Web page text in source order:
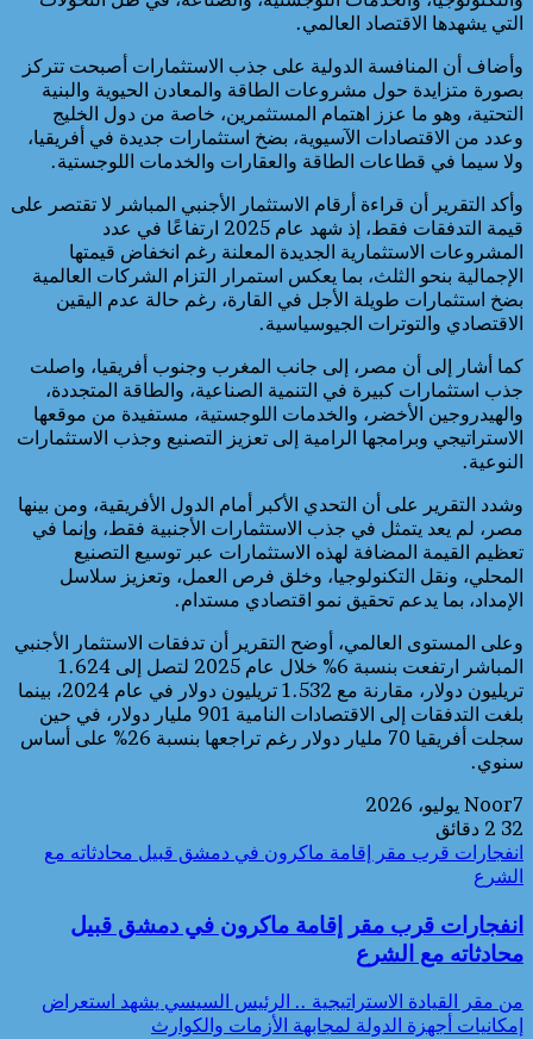
التي يشهدها الاقتصاد العالمي.
وأضاف أن المنافسة الدولية على جذب الاستثمارات أصبحت تتركز
بصورة متزايدة حول مشروعات الطاقة والمعادن الحيوية والبنية
التحتية، وهو ما عزز اهتمام المستثمرين، خاصة من دول الخليج
وعدد من الاقتصادات الآسيوية، بضخ استثمارات جديدة في أفريقيا،
ولا سيما في قطاعات الطاقة والعقارات والخدمات اللوجستية.
وأكد التقرير أن قراءة أرقام الاستثمار الأجنبي المباشر لا تقتصر على
قيمة التدفقات فقط، إذ شهد عام 2025 ارتفاعًا في عدد
المشروعات الاستثمارية الجديدة المعلنة رغم انخفاض قيمتها
الإجمالية بنحو الثلث، بما يعكس استمرار التزام الشركات العالمية
بضخ استثمارات طويلة الأجل في القارة، رغم حالة عدم اليقين
الاقتصادي والتوترات الجيوسياسية.
كما أشار إلى أن مصر، إلى جانب المغرب وجنوب أفريقيا، واصلت
جذب استثمارات كبيرة في التنمية الصناعية، والطاقة المتجددة،
والهيدروجين الأخضر، والخدمات اللوجستية، مستفيدة من موقعها
الاستراتيجي وبرامجها الرامية إلى تعزيز التصنيع وجذب الاستثمارات
النوعية.
وشدد التقرير على أن التحدي الأكبر أمام الدول الأفريقية، ومن بينها
مصر، لم يعد يتمثل في جذب الاستثمارات الأجنبية فقط، وإنما في
تعظيم القيمة المضافة لهذه الاستثمارات عبر توسيع التصنيع
المحلي، ونقل التكنولوجيا، وخلق فرص العمل، وتعزيز سلاسل
الإمداد، بما يدعم تحقيق نمو اقتصادي مستدام.
وعلى المستوى العالمي، أوضح التقرير أن تدفقات الاستثمار الأجنبي
المباشر ارتفعت بنسبة 6% خلال عام 2025 لتصل إلى 1.624
تريليون دولار، مقارنة مع 1.532 تريليون دولار في عام 2024، بينما
بلغت التدفقات إلى الاقتصادات النامية 901 مليار دولار، في حين
سجلت أفريقيا 70 مليار دولار رغم تراجعها بنسبة 26% على أساس
سنوي.
Noor7 يوليو، 2026
32 2 دقائق
انفجارات قرب مقر إقامة ماكرون في دمشق قبيل محادثاته مع
الشرع
انفجارات قرب مقر إقامة ماكرون في دمشق قبيل
محادثاته مع الشرع
من مقر القيادة الاستراتيجية .. الرئيس السيسي يشهد استعراض
إمكانيات أجهزة الدولة لمجابهة الأزمات والكوارث